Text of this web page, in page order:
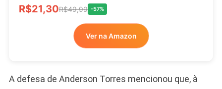
R$21,30R$49,99 -57%
Ver na Amazon
A defesa de Anderson Torres mencionou que, à